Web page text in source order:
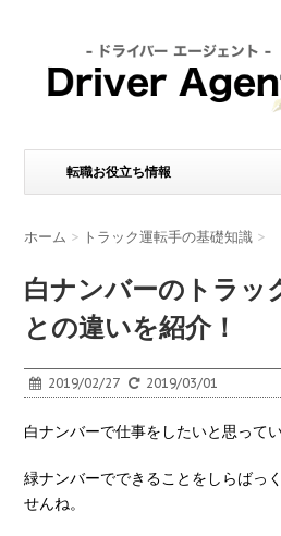
転職お役立ち情報
ホーム > トラック運転手の基礎知識 >
白ナンバーのトラッ
との違いを紹介！
2019/02/27 2019/03/01
白ナンバーで仕事をしたいと思って
緑ナンバーでできることをしらばっ
せんね。